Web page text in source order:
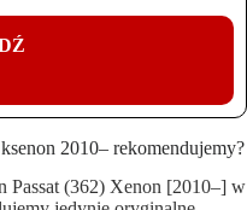
2010– rekomendujemy?
Passat (362) Xenon [2010–] w